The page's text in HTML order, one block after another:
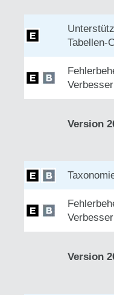
Tabellen-
Version
Version